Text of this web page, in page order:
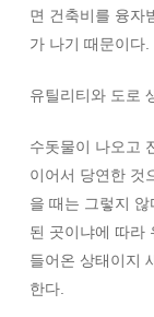
면 건축비를 융자
가 나기 때문이다.
유틸리티와 도로
수돗물이 나오고
이어서 당연한 것
을 때는 그렇지
된 곳이냐에 따라
들어온 상태이지
한다.